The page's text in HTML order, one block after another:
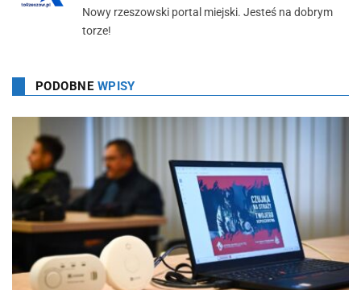
Nowy rzeszowski portal miejski. Jesteś na dobrym
torze!
PODOBNE WPISY